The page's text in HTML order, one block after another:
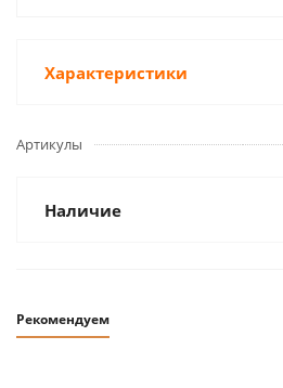
Характеристики
Артикулы
Наличие
Рекомендуем